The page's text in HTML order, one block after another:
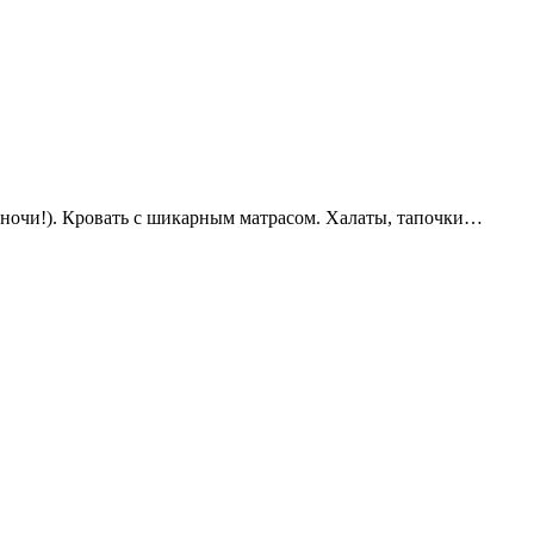
Кровать с шикарным матрасом. Халаты, тапочки…